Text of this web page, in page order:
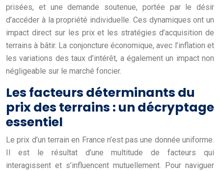
prisées, et une demande soutenue, portée par le désir
d’accéder à la propriété individuelle. Ces dynamiques ont un
impact direct sur les prix et les stratégies d’acquisition de
terrains à bâtir. La conjoncture économique, avec l’inflation et
les variations des taux d’intérêt, a également un impact non
négligeable sur le marché foncier.
Les facteurs déterminants du
prix des terrains : un décryptage
essentiel
Le prix d’un terrain en France n’est pas une donnée uniforme.
Il est le résultat d’une multitude de facteurs qui
interagissent et s’influencent mutuellement. Pour naviguer